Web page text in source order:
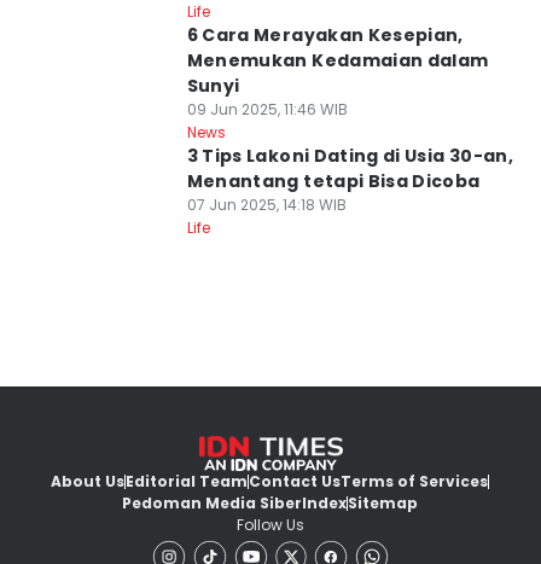
Life
6 Cara Merayakan Kesepian,
Menemukan Kedamaian dalam
Sunyi
09 Jun 2025, 11:46 WIB
News
3 Tips Lakoni Dating di Usia 30-an,
Menantang tetapi Bisa Dicoba
07 Jun 2025, 14:18 WIB
Life
About UsEditorial TeamContact UsTerms of Services
Pedoman Media SiberIndexSitemap
Follow Us